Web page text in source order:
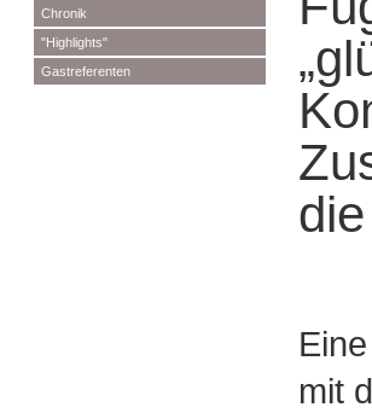
Chronik
"Highlights"
Gastreferenten
mit